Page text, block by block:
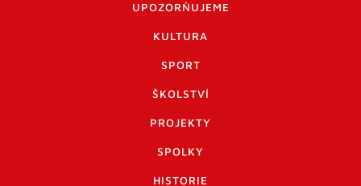
UPOZORŇUJEME
KULTURA
SPORT
ŠKOLSTVÍ
PROJEKTY
SPOLKY
HISTORIE